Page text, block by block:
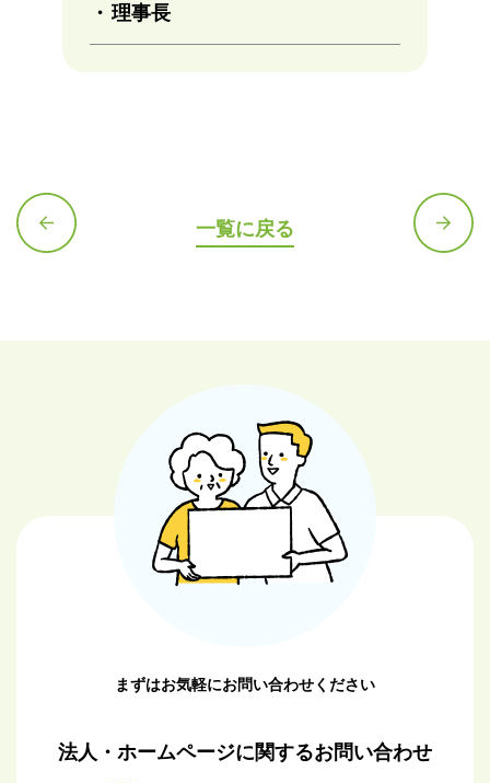
理事長
一覧に戻る
まずはお気軽にお問い合わせください
法人・ホームページに関するお問い合わせ